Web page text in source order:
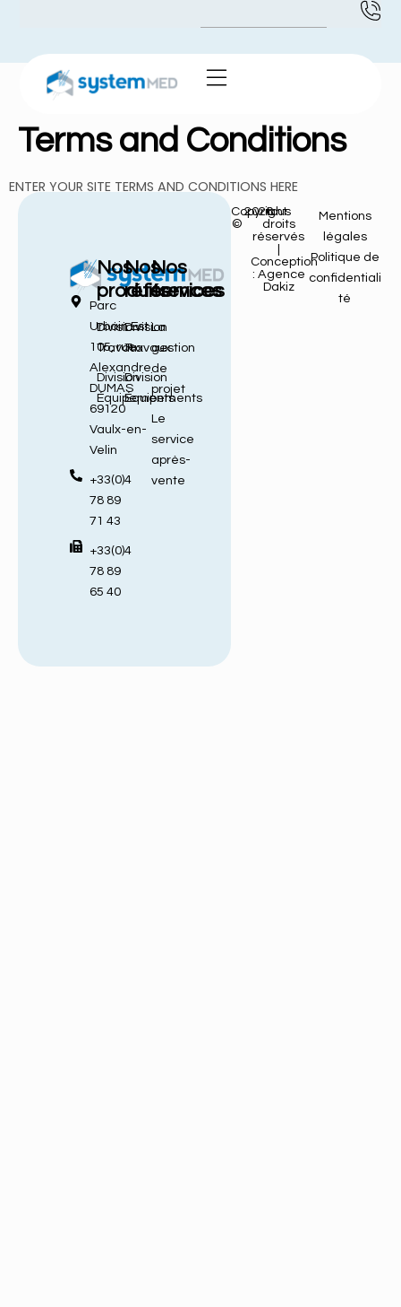
Terms and Conditions
ENTER YOUR SITE TERMS AND CONDITIONS HERE
Parc
Urbain Est
105, rue
Alexandre
DUMAS
69120
Vaulx-en-
Velin
+33(0)4
78 89
71 43
+33(0)4
78 89
65 40
Nos
produits
Division
Travaux
Division
Équipements
Nos
références
Division
Travaux
Division
Équipements
Nos
services
La
gestion
de
projet
Le
service
après-
vente
Copyright
©
2026tous
droits
réservés
|
Conception
: Agence
Dakiz
Mentions
légales
Politique de
confidentiali
té